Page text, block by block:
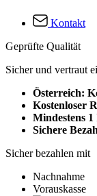
Kontakt
Geprüfte Qualität
Sicher und vertraut
Österreich:
Kostenloser
Mindestens 1
Sichere
Sicher bezahlen mit
Nachnahme
Vorauskasse